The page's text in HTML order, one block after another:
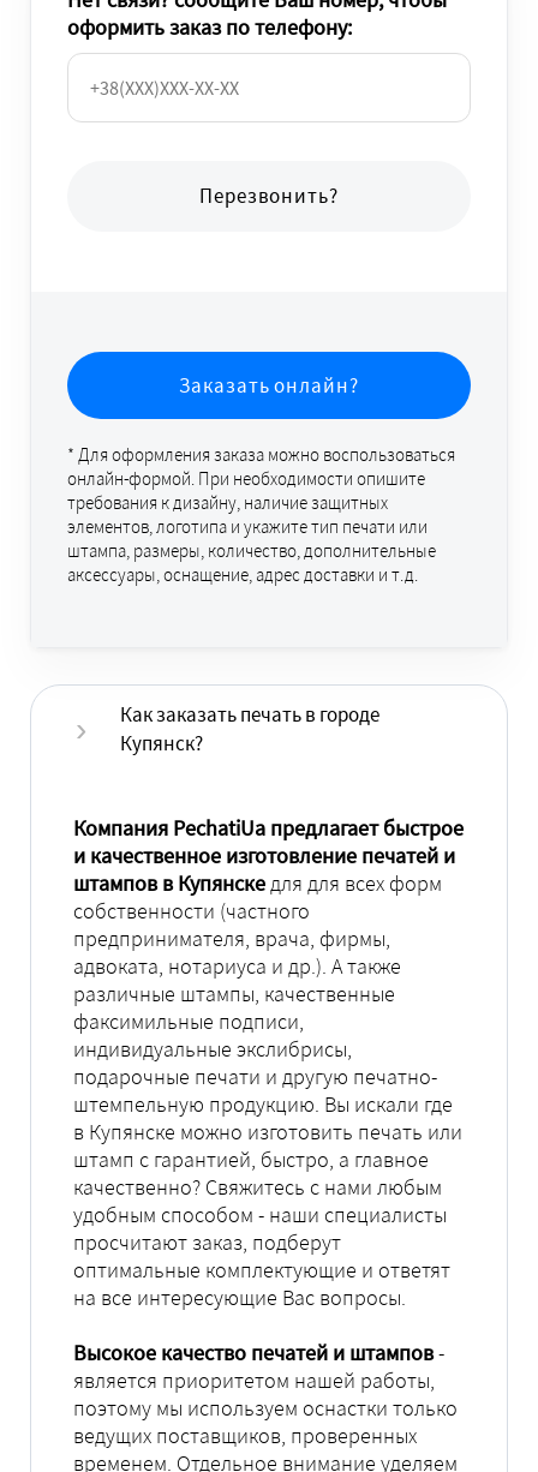
оформить заказ по телефону:
Перезвонить?
Заказать онлайн?
* Для оформления заказа можно воспользоваться
онлайн-формой. При необходимости опишите
требования к дизайну, наличие защитных
элементов, логотипа и укажите тип печати или
штампа, размеры, количество, дополнительные
аксессуары, оснащение, адрес доставки и т.д.
Как заказать печать в городе
Купянск?
Компания PechatiUa предлагает быстрое
и качественное изготовление печатей и
штампов в Купянскедля для всех форм
собственности (частного
предпринимателя, врача, фирмы,
адвоката, нотариуса и др.). А также
различные штампы, качественные
факсимильные подписи,
индивидуальные экслибрисы,
подарочные печати и другую печатно-
штемпельную продукцию. Вы искали где
в Купянске можно изготовить печать или
штамп с гарантией, быстро, а главное
качественно? Свяжитесь с нами любым
удобным способом - наши специалисты
просчитают заказ, подберут
оптимальные комплектующие и ответят
на все интересующие Вас вопросы.
Высокое качество печатей и штампов-
является приоритетом нашей работы,
поэтому мы используем оснастки только
ведущих поставщиков, проверенных
временем. Отдельное внимание уделяем